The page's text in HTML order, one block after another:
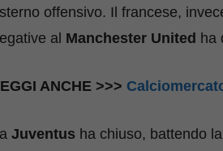
offensivo. Il francese,
al Manchester United ha
ANCHE >>>
Juventus ha chiuso, battendo